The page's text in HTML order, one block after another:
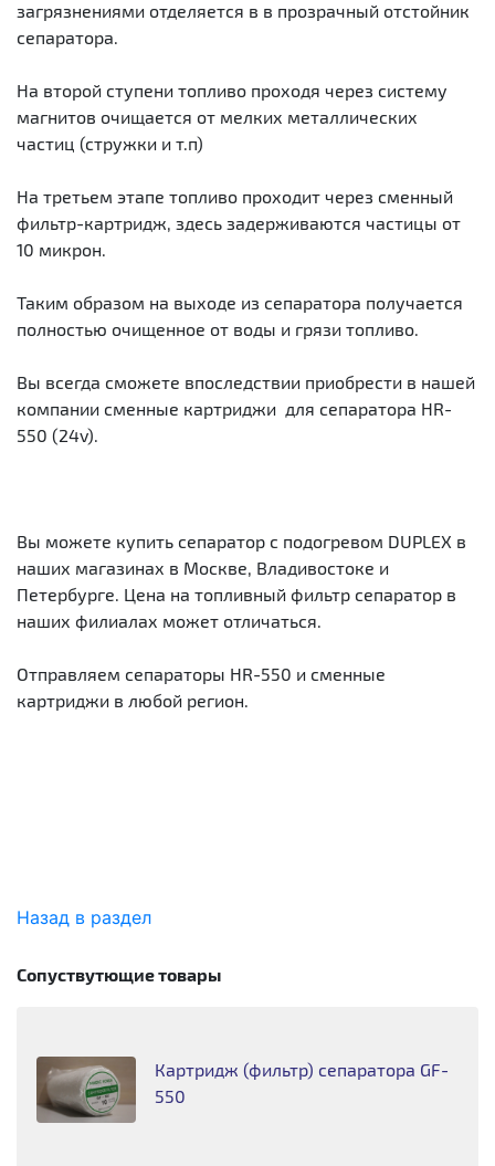
загрязнениями отделяется в в прозрачный отстойник
сепаратора.
На второй ступени топливо проходя через систему
магнитов очищается от мелких металлических
частиц (стружки и т.п)
На третьем этапе топливо проходит через сменный
фильтр-картридж, здесь задерживаются частицы от
10 микрон.
Таким образом на выходе из сепаратора получается
полностью очищенное от воды и грязи топливо.
Вы всегда сможете впоследствии приобрести в нашей
компании сменные картриджи для сепаратора HR-
550 (24v).
Вы можете купить сепаратор с подогревом DUPLEX в
наших магазинах в Москве, Владивостоке и
Петербурге. Цена на топливный фильтр сепаратор в
наших филиалах может отличаться.
Отправляем сепараторы HR-550 и сменные
картриджи в любой регион.
Назад в раздел
Сопуствутющие товары
Картридж (фильтр) сепаратора GF-
550